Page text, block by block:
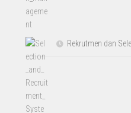
Rekrutmen dan